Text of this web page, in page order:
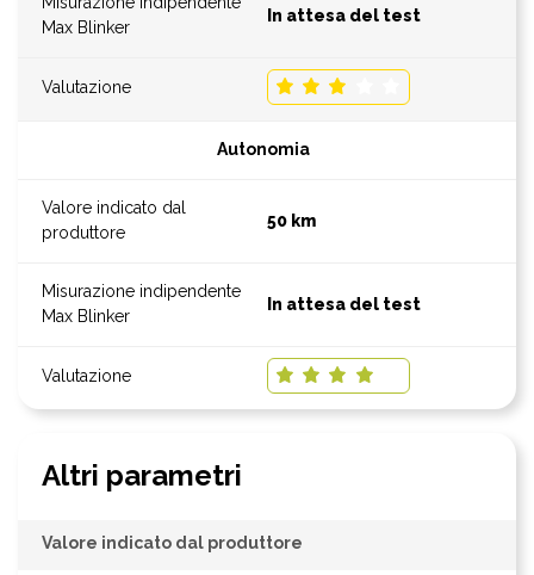
In attesa del test
Autonomia
50 km
In attesa del test
Altri parametri
Valore indicato dal produttore